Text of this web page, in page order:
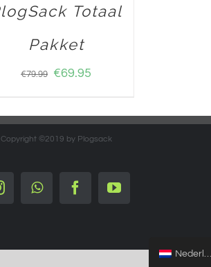
Totaal
Pakket
€79.99 €69.95
Copyright ©2019 by Plogsack
InstagramWhatsappFacebookYouTube
Nederlands